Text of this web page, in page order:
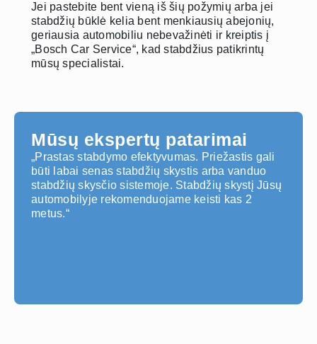
Jei pastebite bent vieną iš šių požymių arba jei
stabdžių būklė kelia bent menkiausių abejonių,
geriausia automobiliu nebevažinėti ir kreiptis į
„Bosch Car Service“, kad stabdžius patikrintų
mūsų specialistai.
Mūsų ekspertų patarimai
„Prastas stabdymo efektyvumas. Priežastis gali
būti labai senas stabdžių skystis arba vanduo
stabdžių skysčio sistemoje. Stabdžių skystį Jūsų
automobilyje rekomenduojame keisti kas 2
metus.“